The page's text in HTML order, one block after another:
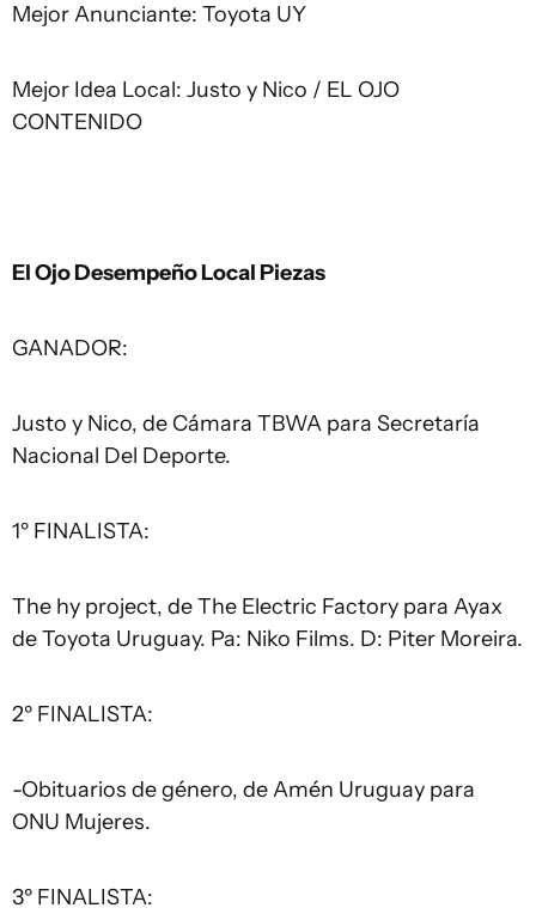
Mejor Anunciante: Toyota UY
Mejor Idea Local: Justo y Nico / EL OJO
CONTENIDO
El Ojo Desempeño Local Piezas
GANADOR:
Justo y Nico, de Cámara TBWA para Secretaría
Nacional Del Deporte.
1º FINALISTA:
The hy project, de The Electric Factory para Ayax
de Toyota Uruguay. Pa: Niko Films. D: Piter Moreira.
2º FINALISTA:
-Obituarios de género, de Amén Uruguay para
ONU Mujeres.
3º FINALISTA: